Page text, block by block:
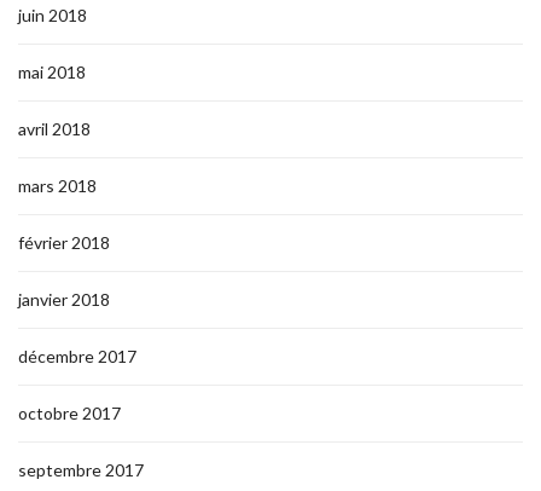
juin 2018
mai 2018
avril 2018
mars 2018
février 2018
janvier 2018
décembre 2017
octobre 2017
septembre 2017